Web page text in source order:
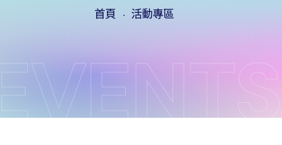
首頁 活動專區